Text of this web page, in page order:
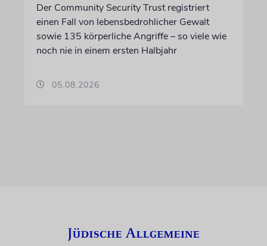
Der Community Security Trust registriert
einen Fall von lebensbedrohlicher Gewalt
sowie 135 körperliche Angriffe – so viele wie
noch nie in einem ersten Halbjahr
05.08.2026